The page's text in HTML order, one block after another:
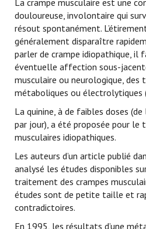
La crampe musculaire est une
douloureuse, involontaire qui
résout spontanément.
généralement disparaître
parler de crampe idiopathique, il
éventuelle affection sous-
musculaire ou neurologique, des
métaboliques ou électrolytiques
La quinine, à de faibles doses
par jour), a été proposée pour le
musculaires idiopathiques.
Les auteurs d’un article publié
analysé les études disponibles
traitement des crampes
études sont de petite taille et
contradictoires.
En 1995, les résultats d’une